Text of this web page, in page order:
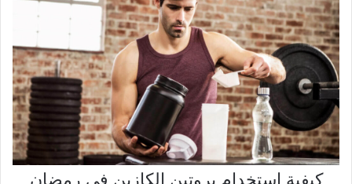
كيفية استخدام بروتين الكازين في رمضان